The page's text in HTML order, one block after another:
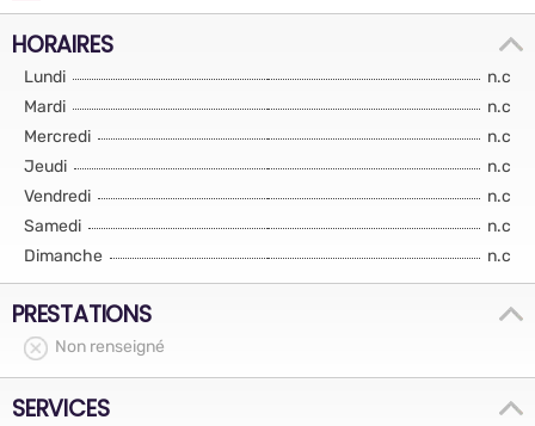
HORAIRES
Lundi
n.c
Mardi
n.c
Mercredi
n.c
Jeudi
n.c
Vendredi
n.c
Samedi
n.c
Dimanche
n.c
PRESTATIONS
Non renseigné
SERVICES